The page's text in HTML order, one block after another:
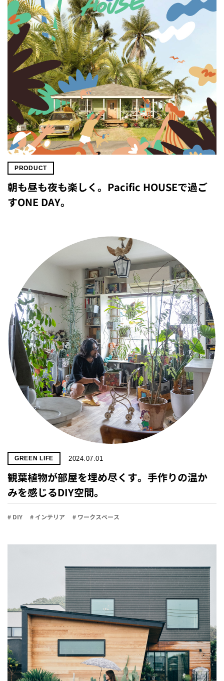
PRODUCT
朝も昼も夜も楽しく。Pacific HOUSEで過ご
すONE DAY。
GREEN LIFE 2024.07.01
観葉植物が部屋を埋め尽くす。手作りの温か
みを感じるDIY空間。
# DIY # インテリア # ワークスペース